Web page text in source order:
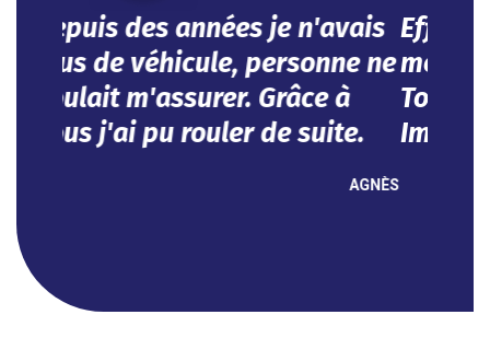
mes besoins dans l'urgence.
Tout se fait en ligne.
Impeccable !